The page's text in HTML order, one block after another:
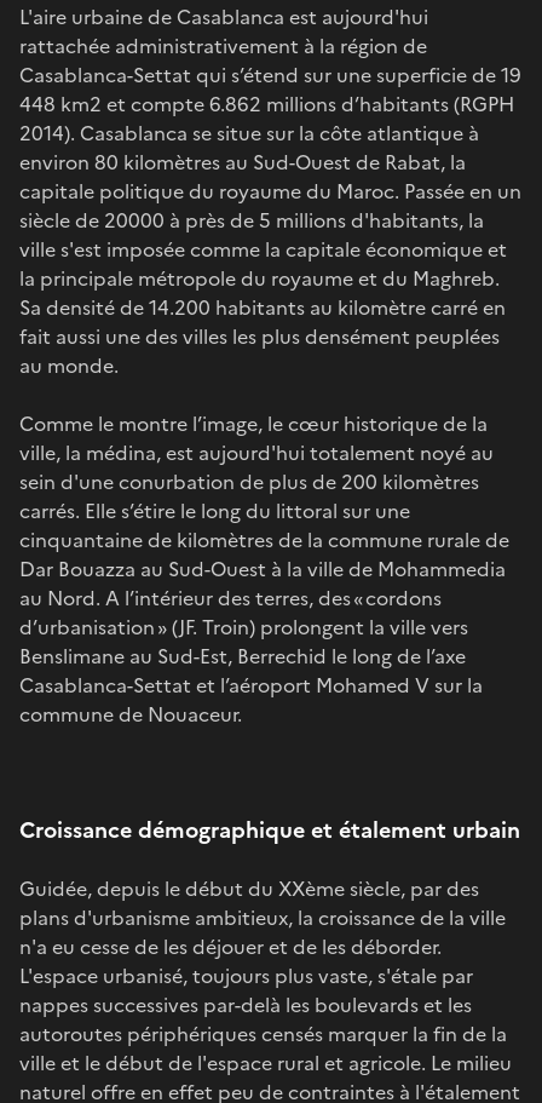
L'aire urbaine de Casablanca est aujourd'hui
rattachée administrativement à la région de
Casablanca-Settat qui s’étend sur une superficie de 19
448 km2 et compte 6.862 millions d’habitants (RGPH
2014). Casablanca se situe sur la côte atlantique à
environ 80 kilomètres au Sud-Ouest de Rabat, la
capitale politique du royaume du Maroc. Passée en un
siècle de 20000 à près de 5 millions d'habitants, la
ville s'est imposée comme la capitale économique et
la principale métropole du royaume et du Maghreb.
Sa densité de 14.200 habitants au kilomètre carré en
fait aussi une des villes les plus densément peuplées
au monde.
Comme le montre l’image, le cœur historique de la
ville, la médina, est aujourd'hui totalement noyé au
sein d'une conurbation de plus de 200 kilomètres
carrés. Elle s’étire le long du littoral sur une
cinquantaine de kilomètres de la commune rurale de
Dar Bouazza au Sud-Ouest à la ville de Mohammedia
au Nord. A l’intérieur des terres, des « cordons
d’urbanisation » (JF. Troin) prolongent la ville vers
Benslimane au Sud-Est, Berrechid le long de l’axe
Casablanca-Settat et l’aéroport Mohamed V sur la
commune de Nouaceur.
Croissance démographique et étalement urbain
Guidée, depuis le début du XXème siècle, par des
plans d'urbanisme ambitieux, la croissance de la ville
n'a eu cesse de les déjouer et de les déborder.
L'espace urbanisé, toujours plus vaste, s'étale par
nappes successives par-delà les boulevards et les
autoroutes périphériques censés marquer la fin de la
ville et le début de l'espace rural et agricole. Le milieu
naturel offre en effet peu de contraintes à l'étalement